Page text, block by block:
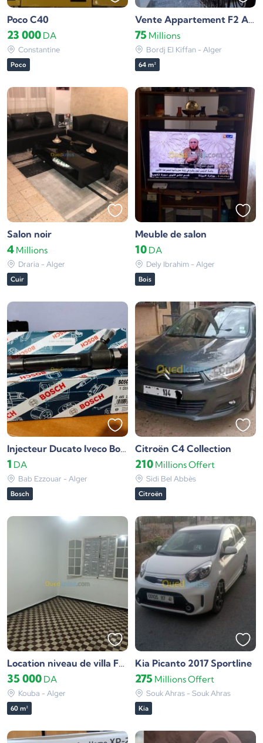
Poco C40
23 000 DA
Constantine
Poco
Vente Appartement F2 Alger Bordj el kiffan
75 Millions
Bordj El Kiffan - Alger
64 m²
Salon noir
4 Millions
Draria - Alger
Cuir
Meuble de salon
10 DA
Dely Ibrahim - Alger
Bois
Injecteur Ducato Iveco Bosch
1 DA
Bab Ezzouar - Alger
Bosch
Citroën C4 Collection
210 MillionsOffert
Sidi Bel Abbès
Citroën
Location niveau de villa F2 Alger Kouba
35 000 DA
Kouba - Alger
60 m²
Kia Picanto 2017 Sportline
275 MillionsOffert
Souk Ahras - Souk Ahras
Kia